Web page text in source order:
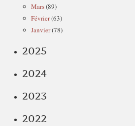
Mars(89)
Février(63)
Janvier(78)
2025
2024
2023
2022